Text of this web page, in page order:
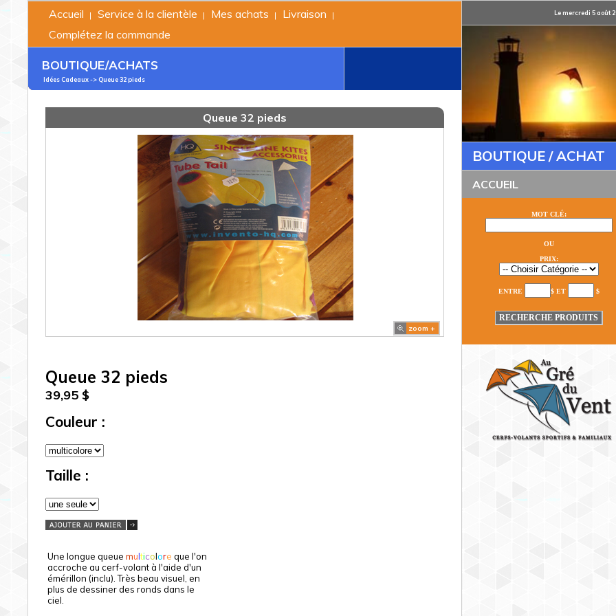
Accueil | Service à la clientèle | Mes achats | Livraison |
Complétez la commande
BOUTIQUE/ACHATS
Idées Cadeaux-> Queue 32 pieds
Queue 32 pieds
zoom +
Queue 32 pieds
39,95 $
Couleur :
Taille :
Une longue queue multicolore que l'on
accroche au cerf-volant à l'aide d'un
émérillon (inclu). Très beau visuel, en
plus de dessiner des ronds dans le
ciel.
Le mercredi 5 août
BOUTIQUE / ACHAT
ACCUEIL
MOT CLÉ:
OU
PRIX:
ENTRE $ ET $
RECHERCHE PRODUITS